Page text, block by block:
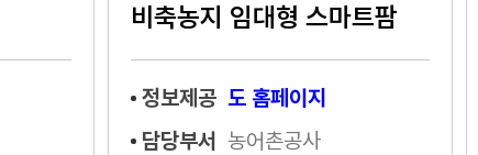
비축농지 임대형 스마트팜
정보제공 도 홈페이지
담당부서 농어촌공사